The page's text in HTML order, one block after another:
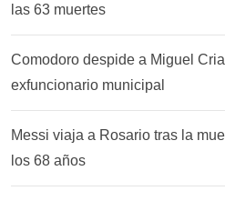
las 63 muertes
Comodoro despide a Miguel
exfuncionario municipal
Messi viaja a Rosario tras la
los 68 años